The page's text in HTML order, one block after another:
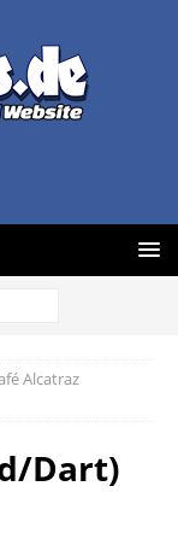
Alcatraz
Dart)